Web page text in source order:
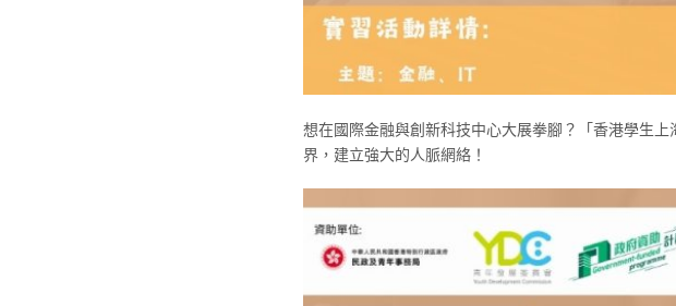
想在國際金融與創新科技中心大展拳腳？「香港學生
界，建立強大的人脈網絡！